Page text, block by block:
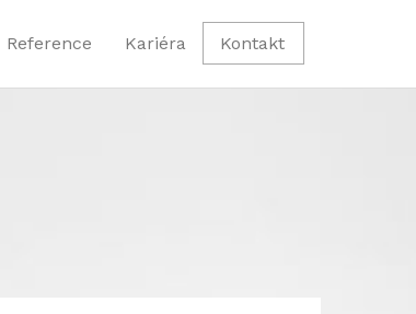
Reference Kariéra Kontakt